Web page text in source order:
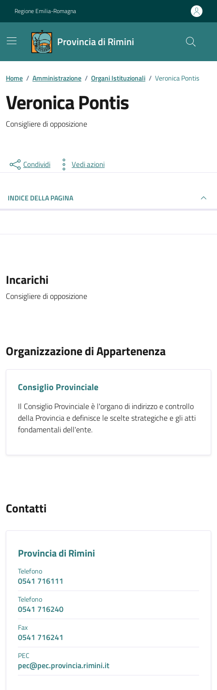
Regione Emilia-Romagna
Provincia di Rimini
Contenuti in evidenza
Home / Amministrazione / Organi Istituzionali / Veronica Pontis
Veronica Pontis
Consigliere di opposizione
Condividi Vedi azioni
INDICE DELLA PAGINA
Incarichi
Consigliere di opposizione
Organizzazione di Appartenenza
Consiglio Provinciale
Il Consiglio Provinciale è l'organo di indirizzo e controllo
della Provincia e definisce le scelte strategiche e gli atti
fondamentali dell'ente.
Contatti
Provincia di Rimini
Telefono
0541 716111
Telefono
0541 716240
Fax
0541 716241
PEC
pec@pec.provincia.rimini.it